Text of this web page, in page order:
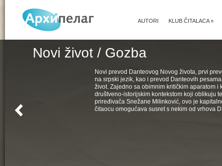
KLUB ČITALACA»
AUTORI
Novi život / Gozba
Novi prevod Danteovog Novog života, prvi
na srpski jezik, kao i prevod Danteovih
život. Zajedno sa obimnim kritičkim aparatom i
društveno-istorijskim kontekstom koji oblikuju
priređivača Snežane Milinković, ovo je
čitaocu omogućava susret s nekim od vrhova